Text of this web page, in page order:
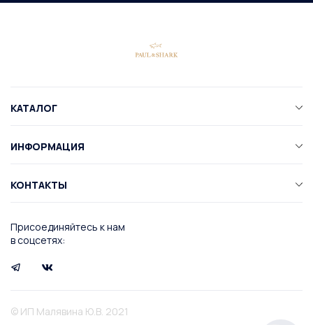
Присоединяйтесь к нам
в соцсетях:
КАТАЛОГ
ИНФОРМАЦИЯ
КОНТАКТЫ
© ИП Малявина Ю.В. 2021